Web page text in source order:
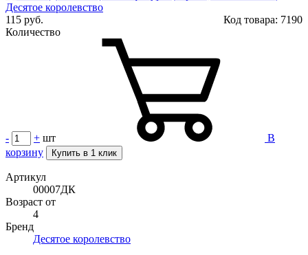
115 руб. Код товара: 7190
Количество
- + шт
В
корзину
Купить в 1 клик
Артикул
00007ДК
Возраст от
4
Бренд
Десятое королевство